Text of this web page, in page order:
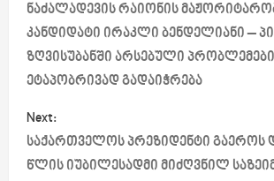
o
s
t
n
a
ნაძალადევის რაიონის
კანდიდატი ირაკლი ბენდელიანი –
ზღვისუბანში არსებული პრობლემები
ეტაპობრივად გადაიჭრება
Next:
საქართველოს პრეზიდენტი გაეროს
წლის იუბილესადმი მიძღვნილ